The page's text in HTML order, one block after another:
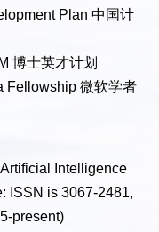
Plan 中国计
博士英才计划
Fellowship 微软学者
Intelligence
ISSN is 3067-2481,
present)